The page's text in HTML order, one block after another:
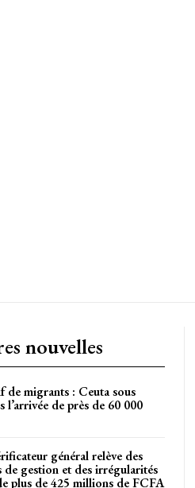
nouvelles
de migrants : Ceuta sous
l’arrivée de près de 60 000
général relève des
de gestion et des irrégularités
plus de 425 millions de FCFA